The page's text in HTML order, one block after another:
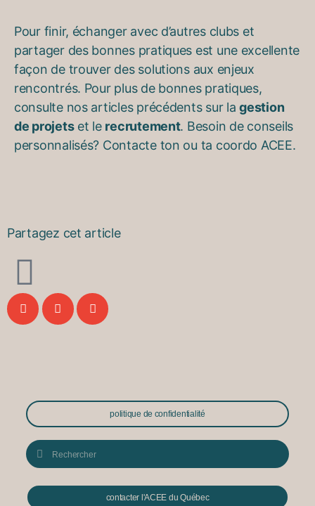
Pour finir, échanger avec d’autres clubs et
partager des bonnes pratiques est une excellente
façon de trouver des solutions aux enjeux
rencontrés. Pour plus de bonnes pratiques,
consulte nos articles précédents sur lagestion
de projetset le recrutement. Besoin de conseils
personnalisés? Contacte ton ou ta coordo ACEE.
Partagez cet article
politique de confidentialité
contacter l'ACEE du Québec